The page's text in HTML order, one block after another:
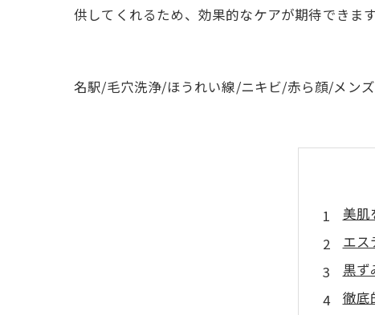
供してくれるため、効果的なケアが期待できま
名駅/毛穴洗浄/ほうれい線/ニキビ/赤ら顔/メン
美肌
エス
黒ず
徹底